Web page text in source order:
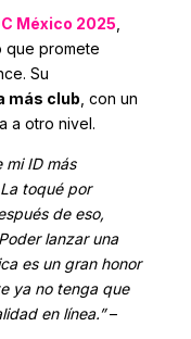
México 2025
que promete
Su
más club , con un
a otro nivel.
mi ID más
toqué por
de eso,
lanzar una
es un gran honor
ya no tenga que
en línea.”–